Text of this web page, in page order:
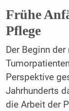
Frühe
Pflege
Der Beginn
Perspektive
Jahrhunderts
die Arbeit der